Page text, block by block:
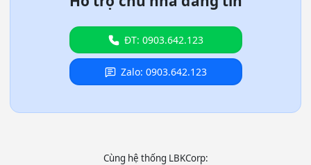
ĐT: 0903.642.123
Zalo: 0903.642.123
Cùng hệ thống LBKCorp: